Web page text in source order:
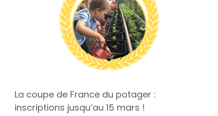
La coupe de France du potager :
inscriptions jusqu’au 15 mars !